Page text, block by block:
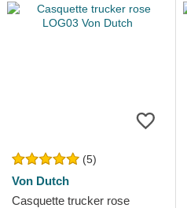
(5)
Von Dutch
Casquette trucker rose